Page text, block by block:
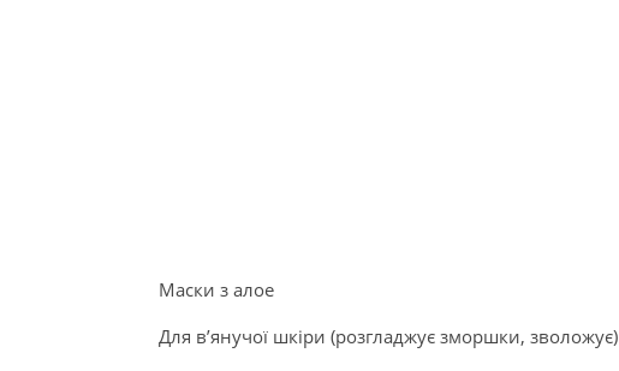
Маски з алое
Для в’янучої шкіри (розгладжує зморшки, зволожує)